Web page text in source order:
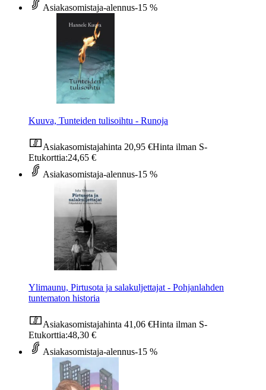
Asiakasomistaja-alennus-15 %
Kuuva, Tunteiden tulisoihtu - Runoja
Asiakasomistajahinta 20,95 €Hinta ilman S-
Etukorttia:24,65 €
Asiakasomistaja-alennus-15 %
Ylimaunu, Pirtusota ja salakuljettajat - Pohjanlahden
tuntematon historia
Asiakasomistajahinta 41,06 €Hinta ilman S-
Etukorttia:48,30 €
Asiakasomistaja-alennus-15 %